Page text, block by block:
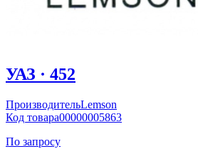
УАЗ · 452
ПроизводительLemson
Код товара00000005863
По запросу